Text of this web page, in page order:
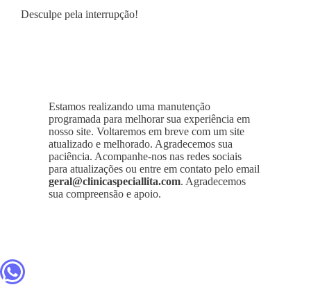
Desculpe pela interrupção!
Estamos realizando uma manutenção
programada para melhorar sua experiência em
nosso site. Voltaremos em breve com um site
atualizado e melhorado. Agradecemos sua
paciência. Acompanhe-nos nas redes sociais
para atualizações ou entre em contato pelo email
geral@clinicaspeciallita.com. Agradecemos
sua compreensão e apoio.
WhatsApp